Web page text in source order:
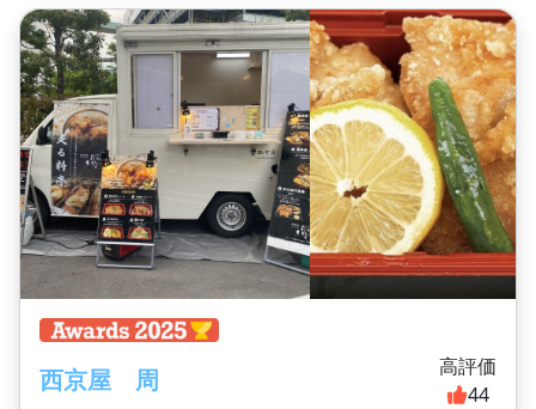
西京屋 周
高評価
44